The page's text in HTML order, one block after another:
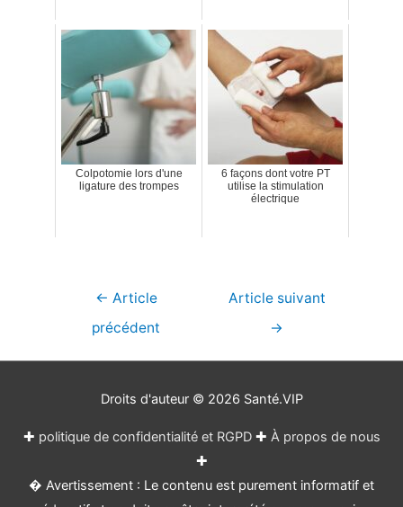
Colpotomie lors d'une
ligature des trompes
6 façons dont votre PT
utilise la stimulation
électrique
Navigation
← Article
précédent
Article suivant
→
Droits d'auteur © 2026 Santé.VIP
✚ politique de confidentialité et RGPD✚ À propos de nous
✚
� Avertissement : Le contenu est purement informatif et